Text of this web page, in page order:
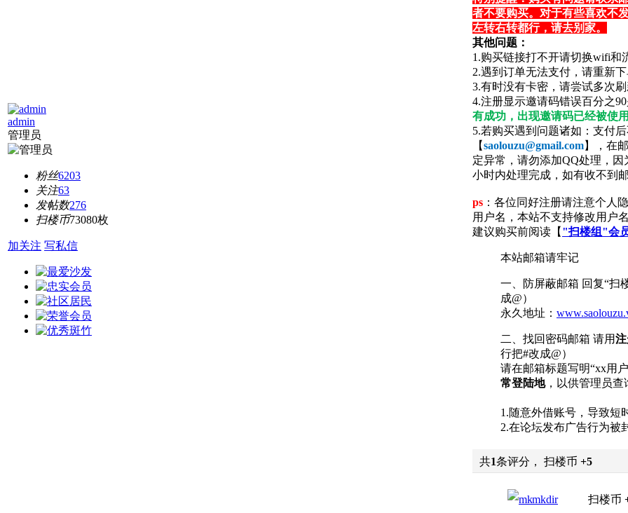
admin
管理员
粉丝6203
关注63
发帖数276
扫楼币73080枚
加关注 写私信
者不要购买。对于有些喜欢不
左转右转都行，请去别家。
其他问题：
1.购买链接打不开请切换wifi和
2.遇到订单无法支付，请重新
3.有时没有卡密，请尝试多次
4.注册显示邀请码错误百分之
有成功，出现邀请码已经被使
5.若购买遇到问题诸如：支付
【saolouzu@gmail.com】，在
定异常，请勿添加QQ处理，
小时内处理完成，如有收不到
ps ：各位同好注册请注意个人
用户名，本站不支持修改用户
建议购买前阅读【 "扫楼组"会
本站邮箱请牢记
一、防屏蔽邮箱 回复“扫
成@）
永久地址：
二、找回密码邮箱 请用
行把#改成@）
请在邮箱标题写明“xx用
常登陆地，以供
1.随意外借账号，导致短
2.在论坛发布广告行为被
共1条评分， 扫楼币 +5
mkdir 扫楼币